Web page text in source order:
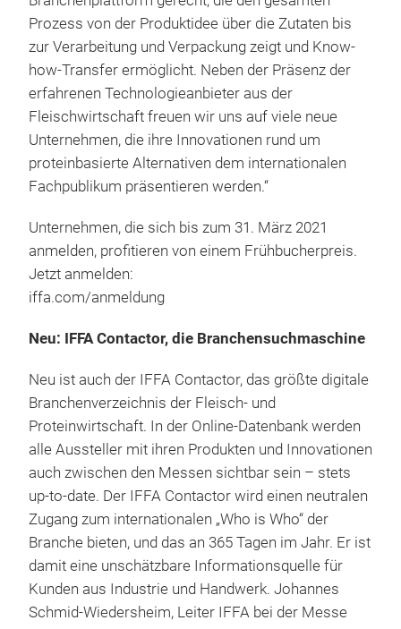
Prozess von der Produktidee über die Zutaten bis
zur Verarbeitung und Verpackung zeigt und Know-
how-Transfer ermöglicht. Neben der Präsenz der
erfahrenen Technologieanbieter aus der
Fleischwirtschaft freuen wir uns auf viele neue
Unternehmen, die ihre Innovationen rund um
proteinbasierte Alternativen dem internationalen
Fachpublikum präsentieren werden.“
Unternehmen, die sich bis zum 31. März 2021
anmelden, profitieren von einem Frühbucherpreis.
Jetzt anmelden:
iffa.com/anmeldung
Neu: IFFA Contactor, die Branchensuchmaschine
Neu ist auch der IFFA Contactor, das größte digitale
Branchenverzeichnis der Fleisch- und
Proteinwirtschaft. In der Online-Datenbank werden
alle Aussteller mit ihren Produkten und Innovationen
auch zwischen den Messen sichtbar sein – stets
up-to-date. Der IFFA Contactor wird einen neutralen
Zugang zum internationalen „Who is Who“ der
Branche bieten, und das an 365 Tagen im Jahr. Er ist
damit eine unschätzbare Informationsquelle für
Kunden aus Industrie und Handwerk. Johannes
Schmid-Wiedersheim, Leiter IFFA bei der Messe